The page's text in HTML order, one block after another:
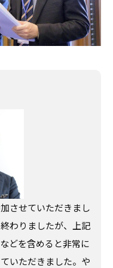
させていただきまし
わりましたが、上記
どを含めると非常に
いただきました。や